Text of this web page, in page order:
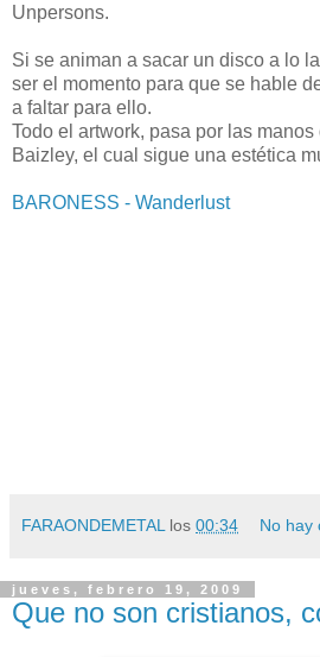
Unpersons.
Si se animan a sacar un disco a lo
ser el momento para que se hable
a faltar para ello.
Todo el artwork, pasa por las
Baizley, el cual sigue una estética
BARONESS - Wanderlust
FARAONDEMETAL los 00:34 No hay
jueves, febrero 19, 2009
Que no son cristianos,